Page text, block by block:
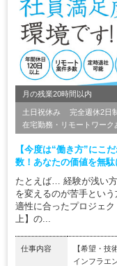
月の残業20時間以内
土日祝休み 完全週休2日制
在宅勤務・リモートワーク
【今度は“働き方”にこ
数！あなたの価値を無
たとえば… 経験が浅い
を変えるのが苦手とい
適性に合ったプロジェ
上】の...
仕事内容
【希望・技
インフラエ